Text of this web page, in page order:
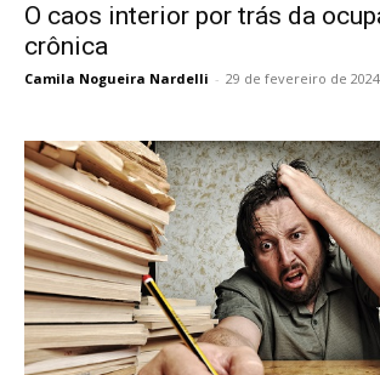
O caos interior por trás da
crônica
Camila Nogueira Nardelli - 29 de fevereiro de 2024